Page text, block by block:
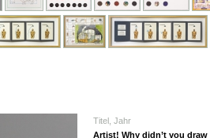
Titel, Jahr
Artist! Why didn’t you draw